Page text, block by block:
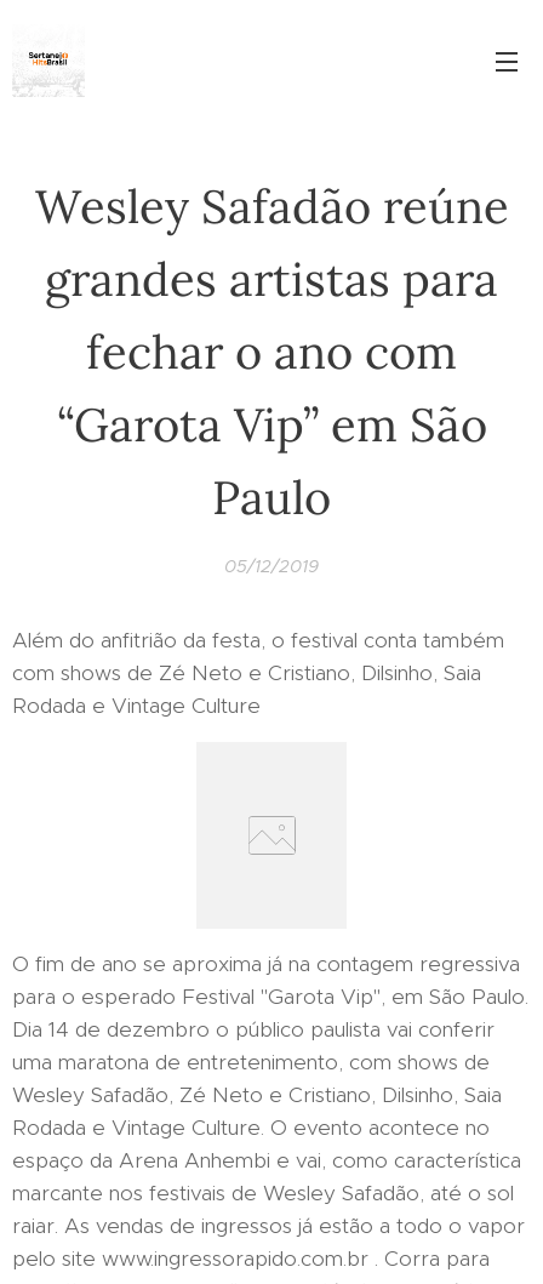
Wesley Safadão reúne
grandes artistas para
fechar o ano com
“Garota Vip” em São
Paulo
05/12/2019
Além do anfitrião da festa, o festival conta também
com shows de Zé Neto e Cristiano, Dilsinho, Saia
Rodada e Vintage Culture
O fim de ano se aproxima já na contagem regressiva
para o esperado Festival "Garota Vip", em São Paulo.
Dia 14 de dezembro o público paulista vai conferir
uma maratona de entretenimento, com shows de
Wesley Safadão, Zé Neto e Cristiano, Dilsinho, Saia
Rodada e Vintage Culture. O evento acontece no
espaço da Arena Anhembi e vai, como característica
marcante nos festivais de Wesley Safadão, até o sol
raiar. As vendas de ingressos já estão a todo o vapor
pelo site www.ingressorapido.com.br . Corra para